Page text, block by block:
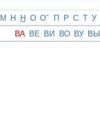
М Н Ӈ О О П Р С Т У
ВА ВЕ ВИ ВО ВУ ВЫ